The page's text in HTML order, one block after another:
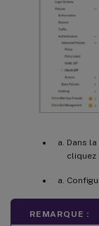
Dans
cliquez
REMARQUE :